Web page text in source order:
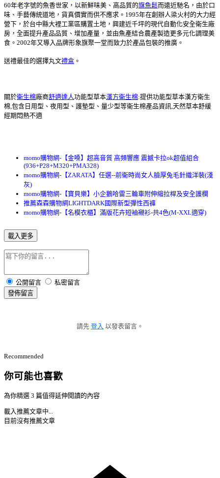
60年老字號的魚香世家，以新鮮味美、高品質的旗魚鬆而遠近馳名，由於口
味、手藝傳統道地，貨真價實而供不應求。1995年在創辦人梁火村的大力經
營下，於台中縣大裡工業區購置土地，興建近千坪的現代自動化安全衛生廠
房，全面提升產品品質、增加產量，並由魚產結合農產製造更多元化調理美
食。2002年又導入品牌形象旗聚一堂而致力於產品包裝的推廣。
送禮最佳的選擇丸文禮盒 。
關於衛生棉廠商舒適達人功能型草本漢方衛生棉:提供功能型草本漢方衛生
棉,包含日用型、夜用型、護墊型、量少型等衛生棉產品資訊,天然草本舒緩
經期悶熱不適
momo購物網-【金嗓】超高音質 高頻響應 震撼卡拉ok超值組合
(936+P28+M320+PMA328)
momo購物網-【ZARATA】任選--前衛時尚女人臉厚兔毛針織洋裝(淺
灰)
momo購物網-【寶貝樂】小企鵝哈雷三輪車附伸縮拉桿及安全護欄
推薦森森購物網LIGHTDARK國際新型彈性西褲
momo購物網-【名模衣櫃】滿版花卉短袖襯衫-共4色(M-XXL適穿)
載入更多
公開留言
私密留言
發佈留言
請先 登入 以發表留言。
Recommended
你可能也喜歡
為你精選 3 篇值得延伸閱讀的內容
載入推薦文章中...
目前沒有推薦文章